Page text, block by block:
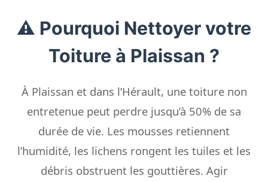
⚠️ Pourquoi Nettoyer votre
Toiture à Plaissan ?
À Plaissan et dans l’Hérault, une toiture non
entretenue peut perdre jusqu’à 50% de sa
durée de vie. Les mousses retiennent
l’humidité, les lichens rongent les tuiles et les
débris obstruent les gouttières. Agir